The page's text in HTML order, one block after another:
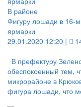
В районе
Фигуру лошади в 16-
ярмарки
29.01.2020 12:20 |
В префектуру
обеспокоенный тем,
микрорайоне в
фигура лошади, что